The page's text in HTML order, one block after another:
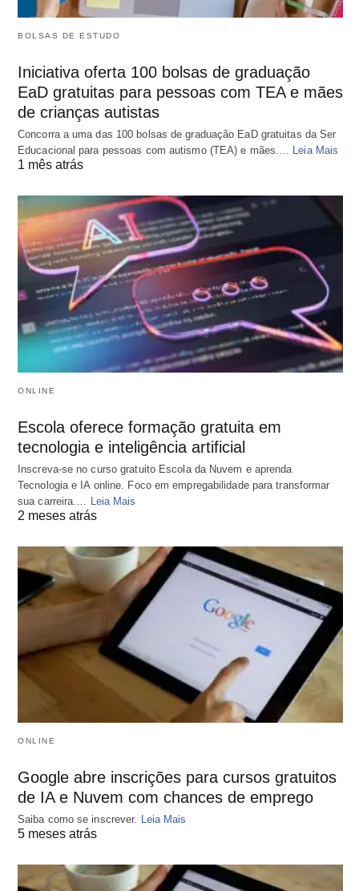
BOLSAS DE ESTUDO
Iniciativa oferta 100 bolsas de graduação
EaD gratuitas para pessoas com TEA e mães
de crianças autistas
Concorra a uma das 100 bolsas de graduação EaD gratuitas da Ser
Educacional para pessoas com autismo (TEA) e mães.… Leia Mais
1 mês atrás
ONLINE
Escola oferece formação gratuita em
tecnologia e inteligência artificial
Inscreva-se no curso gratuito Escola da Nuvem e aprenda
Tecnologia e IA online. Foco em empregabilidade para transformar
sua carreira.… Leia Mais
2 meses atrás
ONLINE
Google abre inscrições para cursos gratuitos
de IA e Nuvem com chances de emprego
Saiba como se inscrever. Leia Mais
5 meses atrás